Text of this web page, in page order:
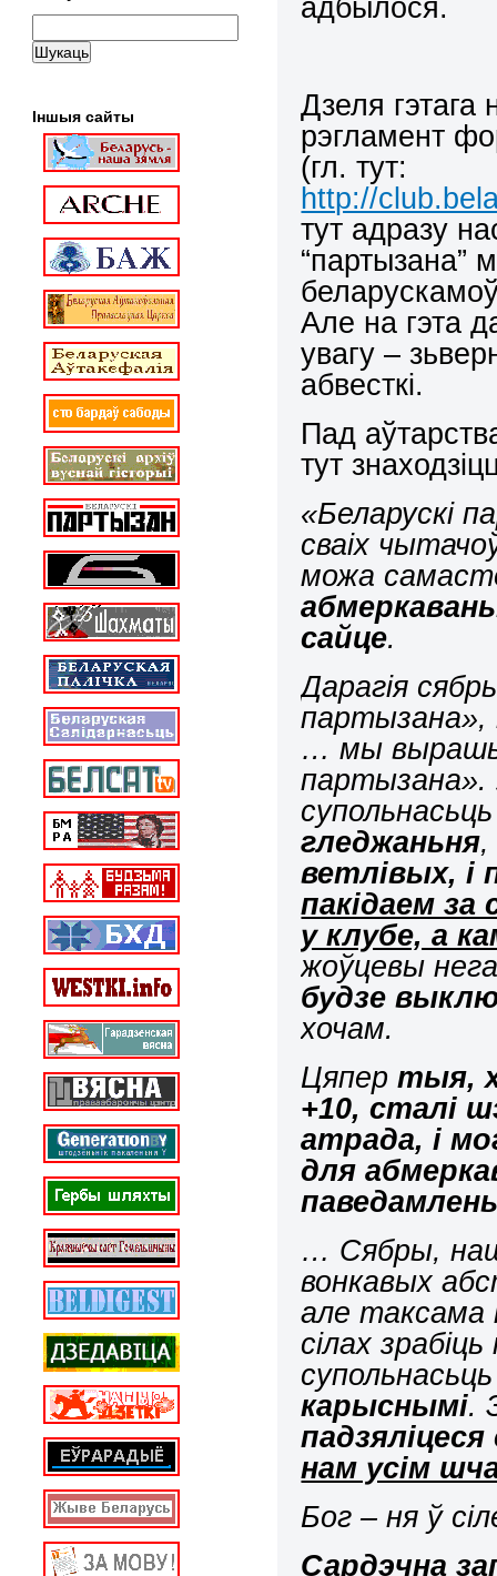
Дзеля гэтага
рэгламент
(гл. тут:
http://
тут адразу
“партызана”
Але на гэта
увагу –
абвесткі.
Пад
тут
«Беларускі
сваіх
можа
сайце.
Дарагія
партызана»,
… мы
партызана».
гледжаньня,
ветлівых, і
пакідаем
у клубе, а
жоўцевы
будзе
хочам.
Цяпертыя,
+10, сталі
атрада, і
для
… Сябры,
вонкавых
але таксама
сілах
карыснымі.
падзяліцеся
нам усім
Бог – ня ў
Сардэчна
Іншыя сайты